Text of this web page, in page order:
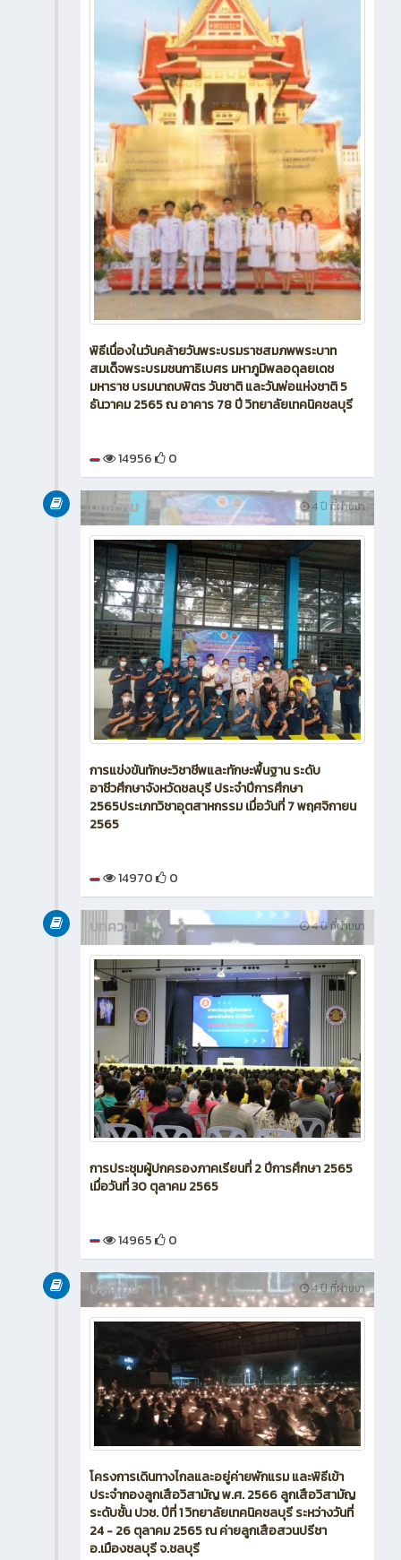
พิธีเนื่องในวันคล้ายวันพระบรมราชสมภพพระบาท
สมเด็จพระบรมชนกาธิเบศร มหาภูมิพลอดุลยเดช
มหาราช บรมนาถบพิตร วันชาติ และวันพ่อแห่งชาติ 5
ธันวาคม 2565 ณ อาคาร 78 ปี วิทยาลัยเทคนิคชลบุรี
14956 0
4 ปี ที่ผ่านมา
บทความ
การแข่งขันทักษะวิชาชีพและทักษะพื้นฐาน ระดับ
อาชีวศึกษาจังหวัดชลบุรี ประจำปีการศึกษา
2565ประเภทวิชาอุตสาหกรรม เมื่อวันที่ 7 พฤศจิกายน
2565
14970 0
4 ปี ที่ผ่านมา
บทความ
การประชุมผู้ปกครองภาคเรียนที่ 2 ปีการศึกษา 2565
เมื่อวันที่ 30 ตุลาคม 2565
14965 0
4 ปี ที่ผ่านมา
บทความ
โครงการเดินทางไกลและอยู่ค่ายพักแรม และพิธีเข้า
ประจำกองลูกเสือวิสามัญ พ.ศ. 2566 ลูกเสือวิสามัญ
ระดับชั้น ปวช. ปีที่ 1 วิทยาลัยเทคนิคชลบุรี ระหว่างวันที่
24 - 26 ตุลาคม 2565 ณ ค่ายลูกเสือสวนปรีชา
อ.เมืองชลบุรี จ.ชลบุรี